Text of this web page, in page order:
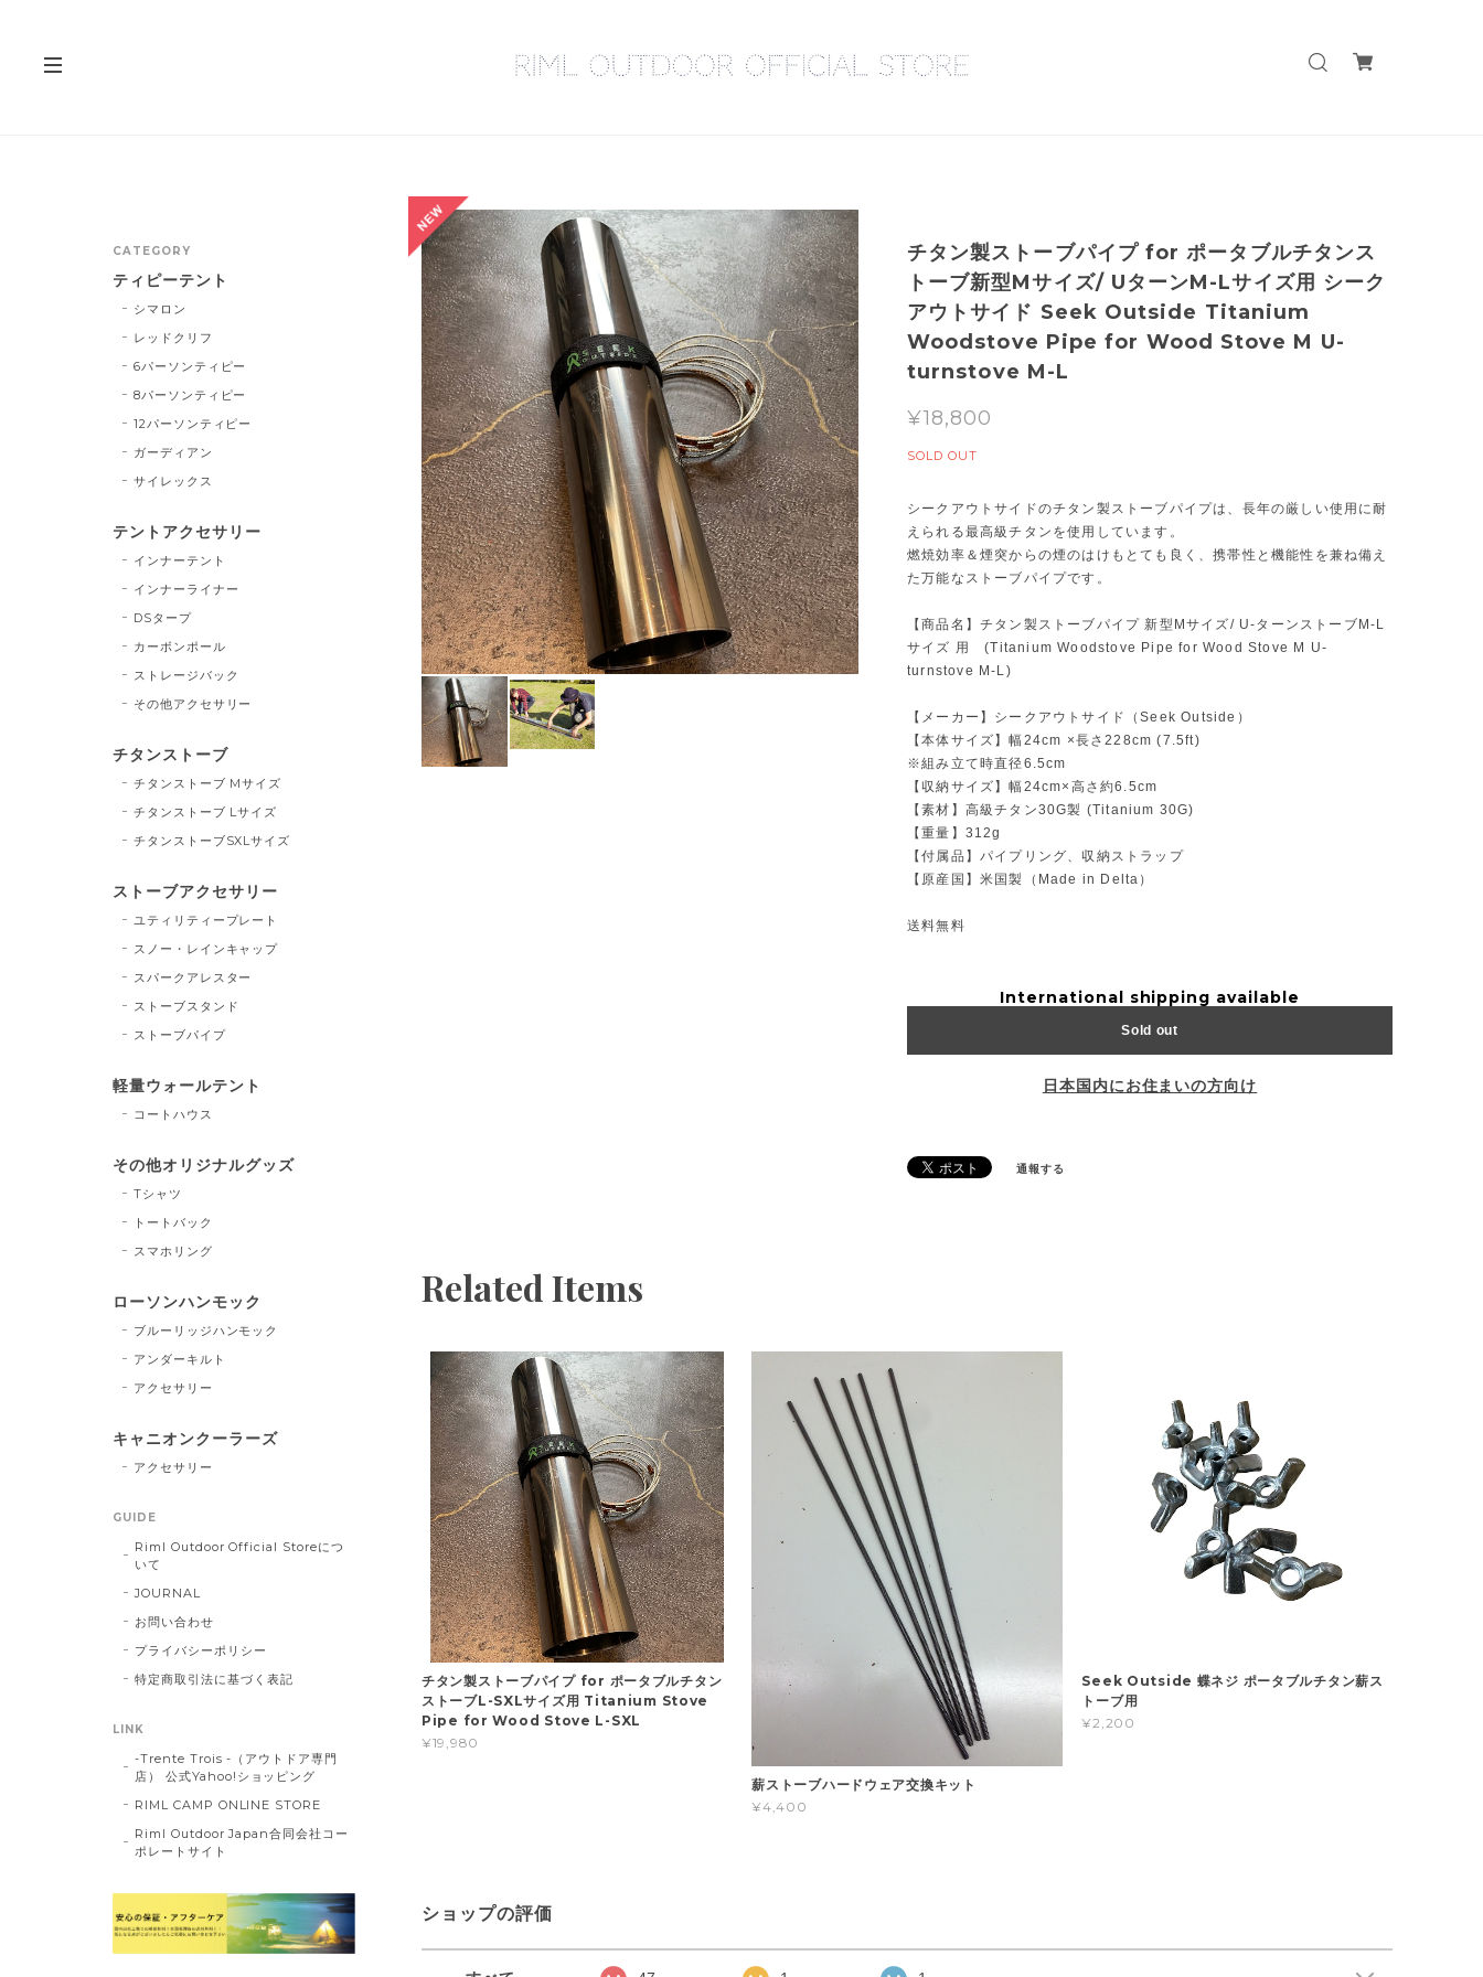
チタン製ストーブパイプ for ポータブルチタンス
トーブ新型Mサイズ/ UターンM-Lサイズ用 シーク
アウトサイド Seek Outside Titanium
Woodstove Pipe for Wood Stove M U-
turnstove M-L
¥18,800
SOLD OUT
シークアウトサイドのチタン製ストーブパイプは、長年の厳しい使用に耐
えられる最高級チタンを使用しています。
燃焼効率＆煙突からの煙のはけもとても良く、携帯性と機能性を兼ね備え
た万能なストーブパイプです。
【商品名】チタン製ストーブパイプ 新型Mサイズ/ U-ターンストーブM-L
サイズ 用 (Titanium Woodstove Pipe for Wood Stove M U-
turnstove M-L)
【メーカー】シークアウトサイド（Seek Outside）
【本体サイズ】幅24cm ×長さ228cm (7.5ft)
※組み立て時直径6.5cm
【収納サイズ】幅24cm×高さ約6.5cm
【素材】高級チタン30G製 (Titanium 30G)
【重量】312g
【付属品】パイプリング、収納ストラップ
【原産国】米国製（Made in Delta）
送料無料
International shipping available
Sold out
日本国内にお住まいの方向け
通報する
Related Items
チタン製ストーブパイプ for ポータブルチタン
ストーブL-SXLサイズ用 Titanium Stove
Pipe for Wood Stove L-SXL
¥19,980
薪ストーブハードウェア交換キット
¥4,400
Seek Outside 蝶ネジ ポータブルチタン薪ス
トーブ用
¥2,200
ショップの評価
CATEGORY
ティピーテント
シマロン
レッドクリフ
6パーソンティピー
8パーソンティピー
12パーソンティピー
ガーディアン
サイレックス
テントアクセサリー
インナーテント
インナーライナー
DSタープ
カーボンポール
ストレージバック
その他アクセサリー
チタンストーブ
チタンストーブ Mサイズ
チタンストーブ Lサイズ
チタンストーブSXLサイズ
ストーブアクセサリー
ユティリティープレート
スノー・レインキャップ
スパークアレスター
ストーブスタンド
ストーブパイプ
軽量ウォールテント
コートハウス
その他オリジナルグッズ
Tシャツ
トートバック
スマホリング
ローソンハンモック
ブルーリッジハンモック
アンダーキルト
アクセサリー
キャニオンクーラーズ
アクセサリー
GUIDE
Riml Outdoor Official Storeにつ
いて
JOURNAL
お問い合わせ
プライバシーポリシー
特定商取引法に基づく表記
LINK
-Trente Trois -（アウトドア専門
店） 公式Yahoo!ショッピング
RIML CAMP ONLINE STORE
Riml Outdoor Japan合同会社コー
ポレートサイト